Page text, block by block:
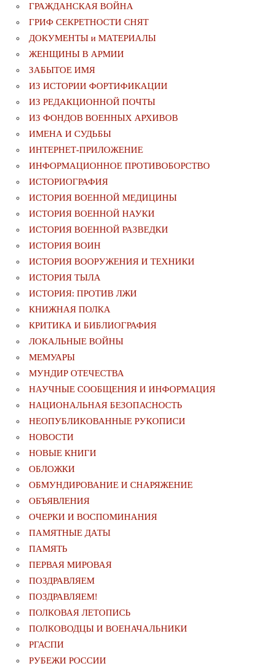
ГРАЖДАНСКАЯ ВОЙНА
ГРИФ СЕКРЕТНОСТИ СНЯТ
ДОКУМЕНТЫ и МАТЕРИАЛЫ
ЖЕНЩИНЫ В АРМИИ
ЗАБЫТОЕ ИМЯ
ИЗ ИСТОРИИ ФОРТИФИКАЦИИ
ИЗ РЕДАКЦИОННОЙ ПОЧТЫ
ИЗ ФОНДОВ ВОЕННЫХ АРХИВОВ
ИМЕНА И СУДЬБЫ
ИНТЕРНЕТ-ПРИЛОЖЕНИЕ
ИНФОРМАЦИОННОЕ ПРОТИВОБОРСТВО
ИСТОРИОГРАФИЯ
ИСТОРИЯ ВОЕННОЙ МЕДИЦИНЫ
ИСТОРИЯ ВОЕННОЙ НАУКИ
ИСТОРИЯ ВОЕННОЙ РАЗВЕДКИ
ИСТОРИЯ ВОИН
ИСТОРИЯ ВООРУЖЕНИЯ И ТЕХНИКИ
ИСТОРИЯ ТЫЛА
ИСТОРИЯ: ПРОТИВ ЛЖИ
КНИЖНАЯ ПОЛКА
КРИТИКА И БИБЛИОГРАФИЯ
ЛОКАЛЬНЫЕ ВОЙНЫ
МЕМУАРЫ
МУНДИР ОТЕЧЕСТВА
НАУЧНЫЕ СООБЩЕНИЯ И ИНФОРМАЦИЯ
НАЦИОНАЛЬНАЯ БЕЗОПАСНОСТЬ
НЕОПУБЛИКОВАННЫЕ РУКОПИСИ
НОВОСТИ
НОВЫЕ КНИГИ
ОБЛОЖКИ
ОБМУНДИРОВАНИЕ И СНАРЯЖЕНИЕ
ОБЪЯВЛЕНИЯ
ОЧЕРКИ И ВОСПОМИНАНИЯ
ПАМЯТНЫЕ ДАТЫ
ПАМЯТЬ
ПЕРВАЯ МИРОВАЯ
ПОЗДРАВЛЯЕМ
ПОЗДРАВЛЯЕМ!
ПОЛКОВАЯ ЛЕТОПИСЬ
ПОЛКОВОДЦЫ И ВОЕНАЧАЛЬНИКИ
РГАСПИ
РУБЕЖИ РОССИИ